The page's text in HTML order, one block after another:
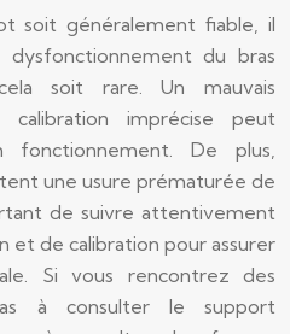
soit généralement fiable, il
du bras
soit rare. Un mauvais
imprécise peut
fonctionnement. De plus,
une usure prématurée de
de suivre attentivement
et de calibration pour assurer
Si vous rencontrez des
à consulter le support